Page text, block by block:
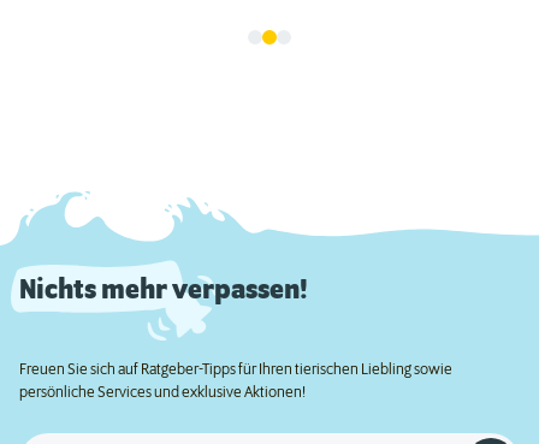
Nichts mehr verpassen!
Freuen Sie sich auf Ratgeber-Tipps für Ihren tierischen Liebling sowie
persönliche Services und exklusive Aktionen!